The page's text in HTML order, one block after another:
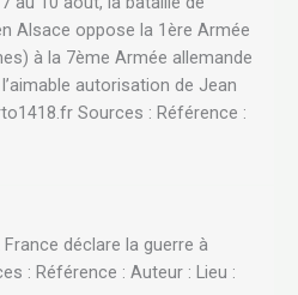
Alsace oppose la 1ère Armée
à la 7ème Armée allemande
autorisation de Jean
Sources : Référence :
déclare la guerre à
: Référence : Auteur : Lieu :